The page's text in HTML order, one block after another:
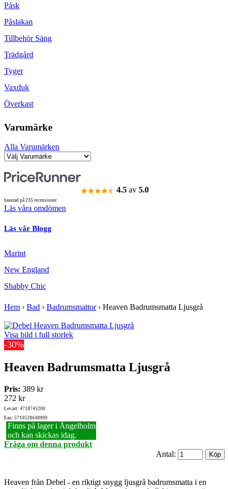
Påsk
Påslakan
Tillbehör Säng
Trädgård
Tyger
Vaxduk
Överkast
Varumärke
Alla Varumärken
4.5 av 5.0
baserad på 235 recensioner
Läs våra omdömen
Läs vår Blogg
Marint
New England
Shabby Chic
Hem › Bad › Badrumsmattor› Heaven Badrumsmatta Ljusgrå
Visa bild i full storlek
-30%
Heaven Badrumsmatta Ljusgrå
Pris: 389 kr
272 kr
Lev.art: 4718745200
Ean: 5710528648909
Finns på lager i Ängelholm
och kan skickas idag.
Fråga om denna produkt
Antal:
Heaven från Debel - en riktigt snygg ljusgrå badrumsmatta i en